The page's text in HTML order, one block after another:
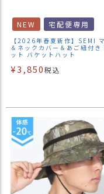
NEW 宅配便専用
【2026年春夏新作】SEMI
＆ネックカバー＆あご紐付き
ット バケットハット
¥3,850税込